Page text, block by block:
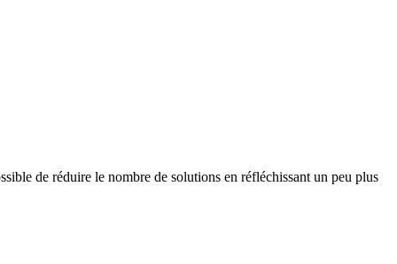
de réduire le nombre de solutions en réfléchissant un peu plus